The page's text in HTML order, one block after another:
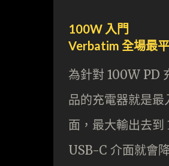
100W 入門
Verbatim 全場最平
為針對 100W PD
品的充電器就是
面，最大輸出去
USB-C 介面就會